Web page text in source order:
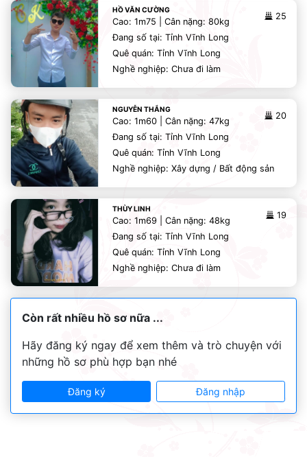
HỒ VĂN CƯỜNG
25
Cao: 1m75 | Cân nặng: 80kg
Đang số tại: Tỉnh Vĩnh Long
Quê quán: Tỉnh Vĩnh Long
Nghề nghiệp: Chưa đi làm
NGUYỄN THẮNG
20
Cao: 1m60 | Cân nặng: 47kg
Đang số tại: Tỉnh Vĩnh Long
Quê quán: Tỉnh Vĩnh Long
Nghề nghiệp: Xây dựng / Bất động sản
THÙY LINH
19
Cao: 1m69 | Cân nặng: 48kg
Đang số tại: Tỉnh Vĩnh Long
Quê quán: Tỉnh Vĩnh Long
Nghề nghiệp: Chưa đi làm
Còn rất nhiều hồ sơ nữa ...
Hãy đăng ký ngay để xem thêm và trò chuyện với
những hồ sơ phù hợp bạn nhé
Đăng ký Đăng nhập